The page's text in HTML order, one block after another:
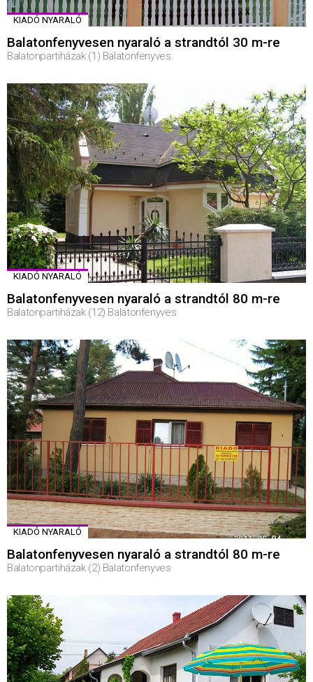
KIADÓ NYARALÓ
Balatonfenyvesen nyaraló a strandtól 30 m-re
Balatonpartiházak (1) Balatonfenyves
KIADÓ NYARALÓ
Balatonfenyvesen nyaraló a strandtól 80 m-re
Balatonpartiházak (12) Balatonfenyves
KIADÓ NYARALÓ
Balatonfenyvesen nyaraló a strandtól 80 m-re
Balatonpartiházak (2) Balatonfenyves